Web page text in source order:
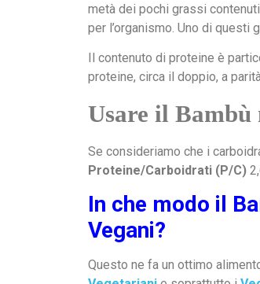
metà dei pochi grassi
per l’organismo. Uno di questi
Il contenuto di proteine è
proteine, circa il doppio, a
Usare il Bambù
Se consideriamo che i
Proteine/Carboidrati (P/C)
In che modo il
Vegani?
Questo ne fa un ottimo